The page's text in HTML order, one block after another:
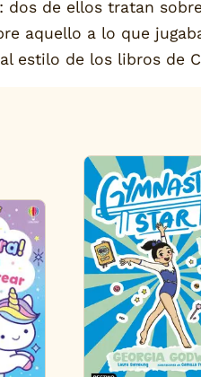
de ellos tratan
aquello a lo que
estilo de los libros de